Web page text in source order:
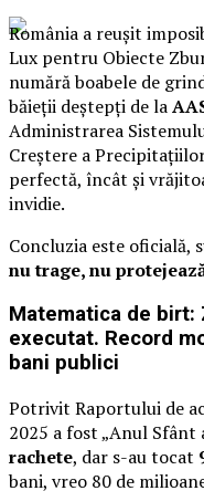
România a reușit
Lux pentru Obiecte
numără boabele de
băieții deștepți de la
Administrarea
Creștere a
perfectă, încât și
invidie.
Concluzia este oficială,
nu trage, nu
Matematica de birt:
executat. Record
bani publici
Potrivit Raportului de
2025 a fost „Anul Sfânt
rachete, dar s-au tocat
bani, vreo 80 de